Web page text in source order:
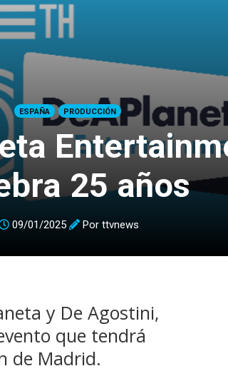
ESPAÑA PRODUCCIÓN
25 años
09/01/2025 Por ttvnews
y De Agostini,
que tendrá
de Madrid.